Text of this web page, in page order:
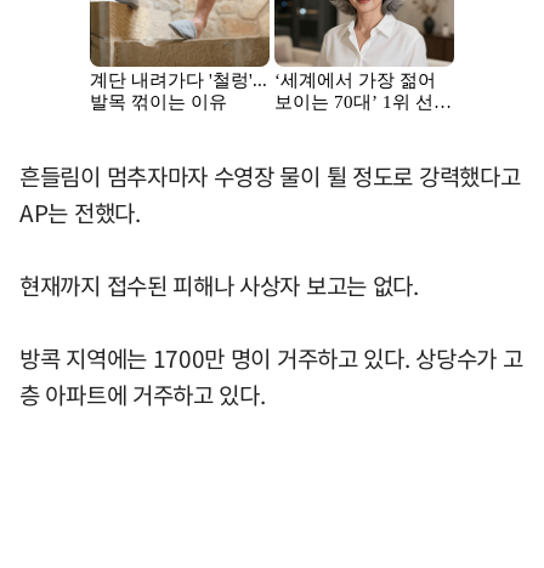
흔들림이 멈추자마자 수영장 물이 튈 정도로 강력했다고
AP는 전했다.
현재까지 접수된 피해나 사상자 보고는 없다.
방콕 지역에는 1700만 명이 거주하고 있다. 상당수가 고
층 아파트에 거주하고 있다.